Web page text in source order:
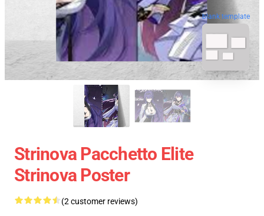
blank template
Strinova Pacchetto Elite
Strinova Poster
(2 customer reviews)